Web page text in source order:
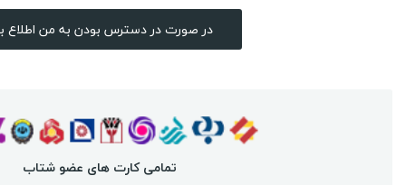
در صورت در دسترس بودن به من اطلاع
تمامی کارت های عضو شتاب